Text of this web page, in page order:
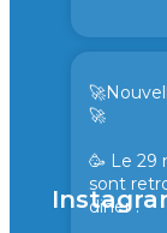
🚀
🥳 Le 29
sont
diner !